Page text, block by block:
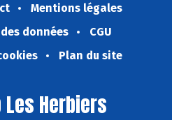
Mentions légales
données
CGU
Plan du site
Herbiers